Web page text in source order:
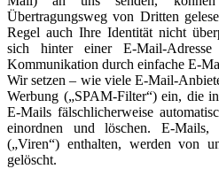
Übertragungsweg von Dritten
Regel auch Ihre Identität nicht
sich hinter einer E-Mail-Adresse
Kommunikation durch einfache E-
Wir setzen – wie viele E-Mail-
Werbung („SPAM-Filter“) ein, die
E-Mails fälschlicherweise
einordnen und löschen. E-Mails,
(„Viren“) enthalten, werden von
gelöscht.